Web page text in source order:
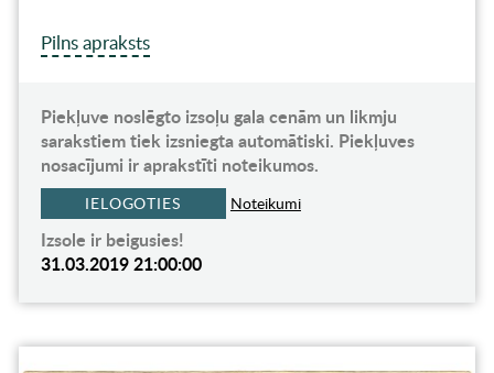
Pilns apraksts
Piekļuve noslēgto izsoļu gala cenām un likmju
sarakstiem tiek izsniegta automātiski. Piekļuves
nosacījumi ir aprakstīti noteikumos.
IELOGOTIES Noteikumi
Izsole ir beigusies!
31.03.2019 21:00:00